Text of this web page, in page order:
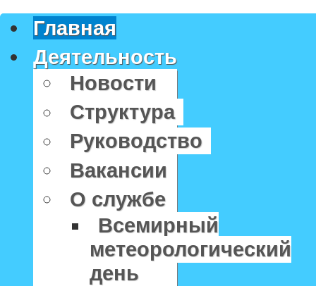
Главная
Деятельность
Новости
Структура
Руководство
Вакансии
О службе
Всемирный
метеорологический
день